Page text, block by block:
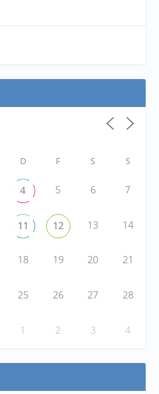
D F S S
4 5 6 7
11 12 13 14
18 19 20 21
25 26 27 28
1 2 3 4